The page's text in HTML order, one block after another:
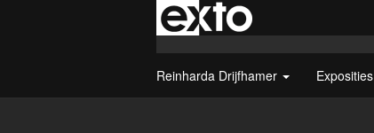
Reinharda Drijfhamer Exposities